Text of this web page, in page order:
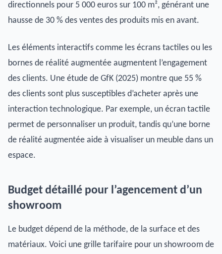
directionnels pour 5 000 euros sur 100 m², générant une
hausse de 30 % des ventes des produits mis en avant.
Les éléments interactifs comme les écrans tactiles ou les
bornes de réalité augmentée augmentent l’engagement
des clients. Une étude de GfK (2025) montre que 55 %
des clients sont plus susceptibles d’acheter après une
interaction technologique. Par exemple, un écran tactile
permet de personnaliser un produit, tandis qu’une borne
de réalité augmentée aide à visualiser un meuble dans un
espace.
Budget détaillé pour l’agencement d’un
showroom
Le budget dépend de la méthode, de la surface et des
matériaux. Voici une grille tarifaire pour un showroom de